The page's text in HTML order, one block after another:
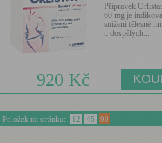
Přípravek
60 mg je
snížení tělesné
u dospělých...
920 Kč
Položek na stránku: 12 45 90